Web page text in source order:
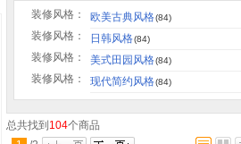
装修风格： 欧美古典风格(84)
装修风格： 日韩风格(84)
装修风格： 美式田园风格(84)
装修风格： 现代简约风格(84)
总共找到 104个商品